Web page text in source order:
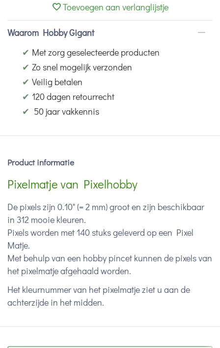
Toevoegen aan verlanglijstje
Waarom Hobby Gigant
✔ Met zorg geselecteerde producten
✔ Zo snel mogelijk verzonden
✔ Veilig betalen
✔ 120 dagen retourrecht
✔ 50 jaar vakkennis
Product informatie
Pixelmatje van Pixelhobby
De pixels zijn 0.10" (= 2 mm) groot en zijn beschikbaar
in 312 mooie kleuren.
Pixels worden met 140 stuks geleverd op een Pixel
Matje.
Met behulp van een hobby pincet kunnen de pixels van
het pixelmatje afgehaald worden.
Het kleurnummer van het pixelmatje ziet u aan de
achterzijde in het midden.